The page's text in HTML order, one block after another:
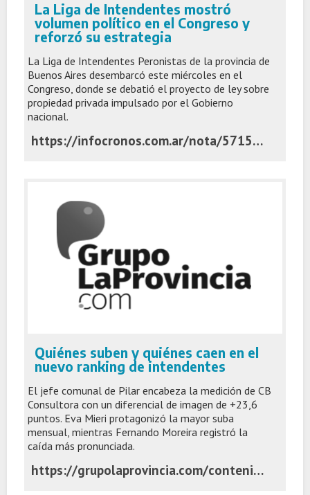
La Liga de Intendentes mostró
volumen político en el Congreso y
reforzó su estrategia
La Liga de Intendentes Peronistas de la provincia de
Buenos Aires desembarcó este miércoles en el
Congreso, donde se debatió el proyecto de ley sobre
propiedad privada impulsado por el Gobierno
nacional.
https://infocronos.com.ar/nota/57156/la-liga-de-intendentes-mostro-volumen-politico-en-el-congreso-y-reforzo-su-estrategia/
Quiénes suben y quiénes caen en el
nuevo ranking de intendentes
El jefe comunal de Pilar encabeza la medición de CB
Consultora con un diferencial de imagen de +23,6
puntos. Eva Mieri protagonizó la mayor suba
mensual, mientras Fernando Moreira registró la
caída más pronunciada.
https://grupolaprovincia.com/contenido/600430/ranking-intendentes-gba-achaval-moreira-cb-consultora